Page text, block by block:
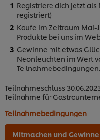
Registriere dich jetzt
registriert)
Kaufe im Zeitraum Mai-
Produkte bei uns im
Gewinne mit etwas
Neonleuchten im Wert
Teilnahmebedingungen.
Teilnahmeschluss
Teilnahme für
Teilnahmebedingungen
Mitmachen und